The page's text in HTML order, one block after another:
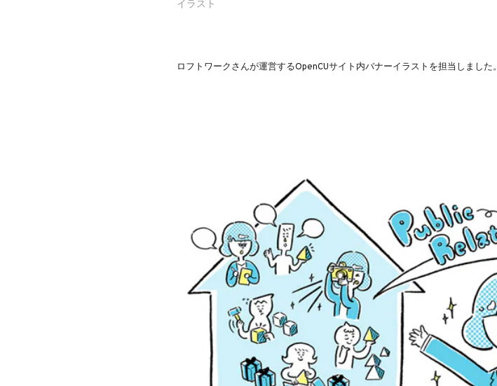
イラスト
ロフトワークさんが運営するOpenCUサイト内バナーイラストを担当しました。